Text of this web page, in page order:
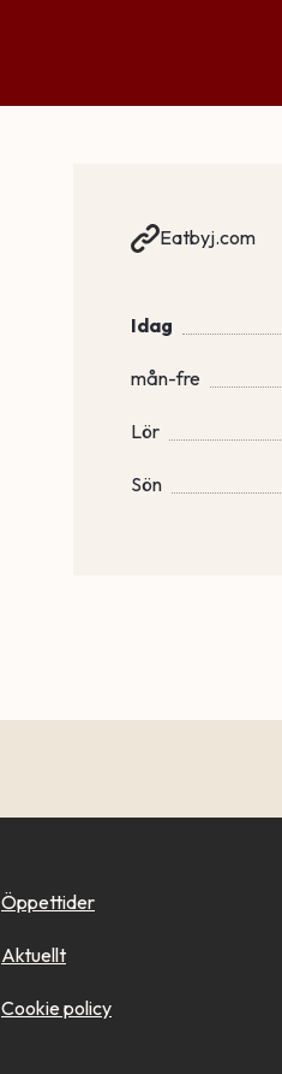
Eatbyj.com
Idag
mån-fre
Lör
Sön
Öppettider
Aktuellt
Cookie policy